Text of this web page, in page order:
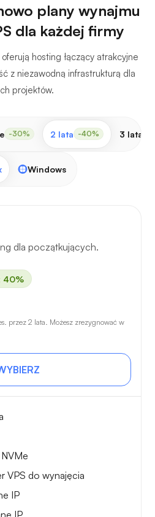
plany wynajmu
dla każdej firmy
hosting łączący atrakcyjne
z niezawodną infrastrukturą dla
projektów.
-30% 2 lata -40% 3 lata
Windows
dla początkujących.
40%
przez 2 lata. Możesz zrezygnować w
VPS do wynajęcia
IP
IP